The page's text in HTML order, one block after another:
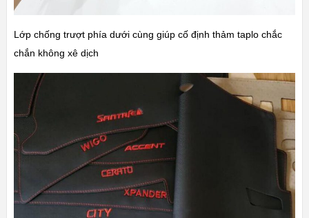
Lớp chống trượt phía dưới cùng giúp cố định thảm taplo chắc
chắn không xê dịch